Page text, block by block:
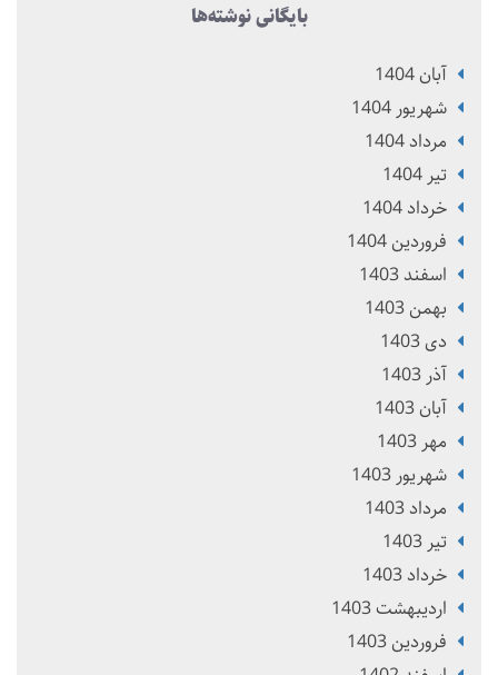
بایگانی نوشته‌ها
آبان 1404
شهریور 1404
مرداد 1404
تير 1404
خرداد 1404
فروردین 1404
اسفند 1403
بهمن 1403
دی 1403
آذر 1403
آبان 1403
مهر 1403
شهریور 1403
مرداد 1403
تير 1403
خرداد 1403
ارديبهشت 1403
فروردین 1403